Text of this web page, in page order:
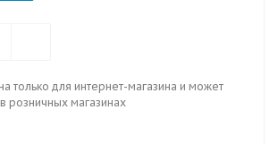
только для интернет-магазина и может
розничных магазинах